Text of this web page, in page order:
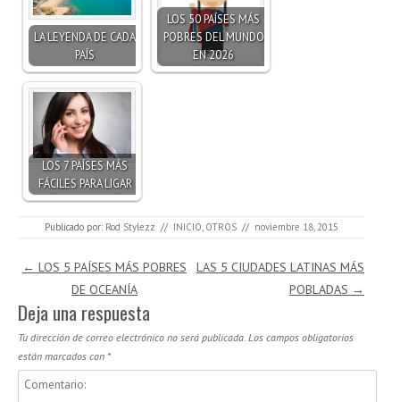
LA LEYENDA DE CADA
PAÍS
LOS 50 PAÍSES MÁS
POBRES DEL MUNDO
EN 2026
LOS 7 PAÍSES MÁS
FÁCILES PARA LIGAR
Publicado por: Rod Stylezz // INICIO, OTROS // noviembre 18, 2015
Navegación de entradas
← LOS 5 PAÍSES MÁS POBRES
DE OCEANÍA
LAS 5 CIUDADES LATINAS MÁS
POBLADAS →
Deja una respuesta
Tu dirección de correo electrónico no será publicada. Los campos obligatorios
están marcados con *